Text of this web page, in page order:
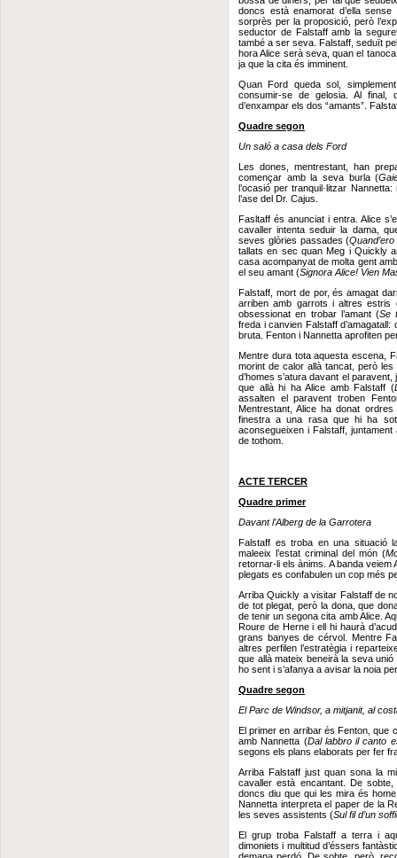
doncs està enamorat d’ella
sorprès per la proposició, però
seductor de Falstaff amb la
també a ser seva. Falstaff, seduït
hora Alice serà seva, quan el
ja que la cita és imminent.
Quan Ford queda sol,
consumir-se de gelosia. Al final,
d’enxampar els dos “amants”.
Quadre segon
Un saló a casa dels Ford
Les dones, mentrestant, han
començar amb la seva burla (
l’ocasió per tranquil·litzar
l’ase del Dr. Cajus.
Fasltaff és anunciat i entra. Alice
cavaller intenta seduir la dama,
seves glòries passades (
tallats en sec quan Meg i Quickly
casa acompanyat de molta gent
el seu amant (Signora Alice! Vien
Falstaff, mort de por, és amagat
arriben amb garrots i altres estris
obsessionat en trobar l’amant (Se
freda i canvien Falstaff
bruta. Fenton i Nannetta aprofiten
Mentre dura tota aquesta escena,
morint de calor allà tancat, però
d’homes s’atura davant el
que allà hi ha Alice amb Falstaff (
assalten el paravent troben
Mentrestant, Alice ha donat
finestra a una rasa que hi ha
aconsegueixen i Falstaff,
de tothom.
ACTE TERCER
Quadre primer
Davant l’Alberg de la Garrotera
Falstaff es troba en una situació
maleeix l’estat criminal del món (
retornar-li els ànims. A banda veiem
plegats es confabulen un cop més
Arriba Quickly a visitar Falstaff de
de tot plegat, però la dona, que
de tenir un segona cita amb Alice.
Roure de Herne i ell hi haurà
grans banyes de cérvol. Mentre
altres perfilen l’estratègia i
que allà mateix beneirà la seva
ho sent i s’afanya a avisar la noia
Quadre segon
El Parc de Windsor, a mitjanit, al
El primer en arribar és Fenton, que
amb Nannetta (Dal labbro il canto
segons els plans elaborats per fer
Arriba Falstaff just quan sona la
cavaller està encantant. De
doncs diu que qui les mira és
Nannetta interpreta el paper de la
les seves assistents (Sul fil d’un
El grup troba Falstaff a terra i
dimoniets i multitud d’éssers